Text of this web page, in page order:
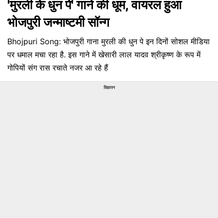
'मुरली के धुन पे' गाने की धूम, वायरल हुआ
भोजपुरी जन्माष्टमी सॉन्ग
Bhojpuri Song: भोजपुरी गाना मुरली की धुन पे इन दिनों सोशल मीडिया
पर धमाल मचा रहा है. इस गाने में खेसारी लाल यादव श्रीकृष्ण के रूप में
गोपियों संग रास रचाते नजर आ रहे हैं
विज्ञापन